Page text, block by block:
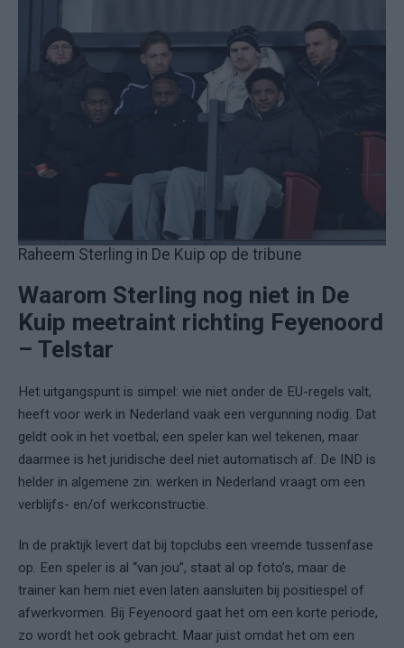
Raheem Sterling in De Kuip op de tribune
Waarom Sterling nog niet in De
Kuip meetraint richting Feyenoord
– Telstar
Het uitgangspunt is simpel: wie niet onder de EU-regels valt,
heeft voor werk in Nederland vaak een vergunning nodig. Dat
geldt ook in het voetbal; een speler kan wel tekenen, maar
daarmee is het juridische deel niet automatisch af. De IND is
helder in algemene zin: werken in Nederland vraagt om een
verblijfs- en/of werkconstructie.
In de praktijk levert dat bij topclubs een vreemde tussenfase
op. Een speler is al “van jou”, staat al op foto’s, maar de
trainer kan hem niet even laten aansluiten bij positiespel of
afwerkvormen. Bij Feyenoord gaat het om een korte periode,
zo wordt het ook gebracht. Maar juist omdat het om een